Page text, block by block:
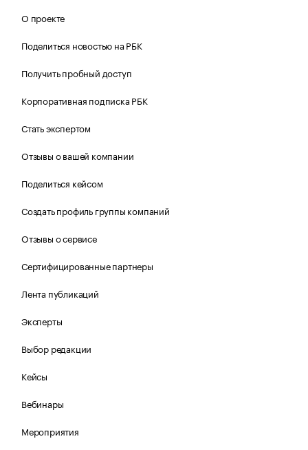
О проекте
Поделиться новостью на РБК
Получить пробный доступ
Корпоративная подписка РБК
Стать экспертом
Отзывы о вашей компании
Поделиться кейсом
Создать профиль группы компаний
Отзывы о сервисе
Сертифицированные партнеры
Лента публикаций
Эксперты
Выбор редакции
Кейсы
Вебинары
Мероприятия